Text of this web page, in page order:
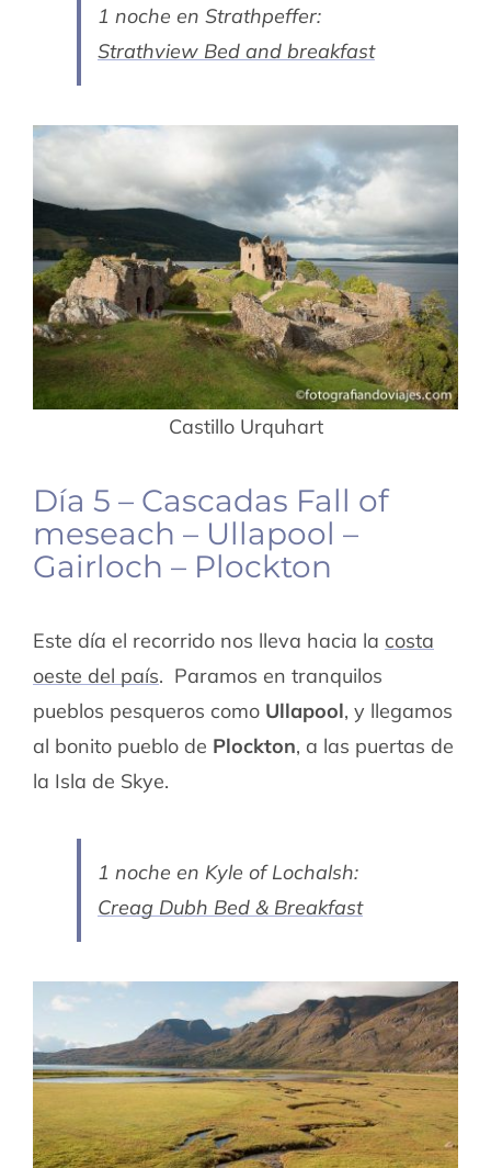
1 noche en Strathpeffer:
Strathview Bed and breakfast
Castillo Urquhart
Día 5 – Cascadas Fall of
meseach – Ullapool –
Gairloch – Plockton
Este día el recorrido nos lleva hacia la costa
oeste del país. Paramos en tranquilos
pueblos pesqueros como Ullapool, y llegamos
al bonito pueblo de Plockton, a las puertas de
la Isla de Skye.
1 noche en Kyle of Lochalsh:
Creag Dubh Bed & Breakfast